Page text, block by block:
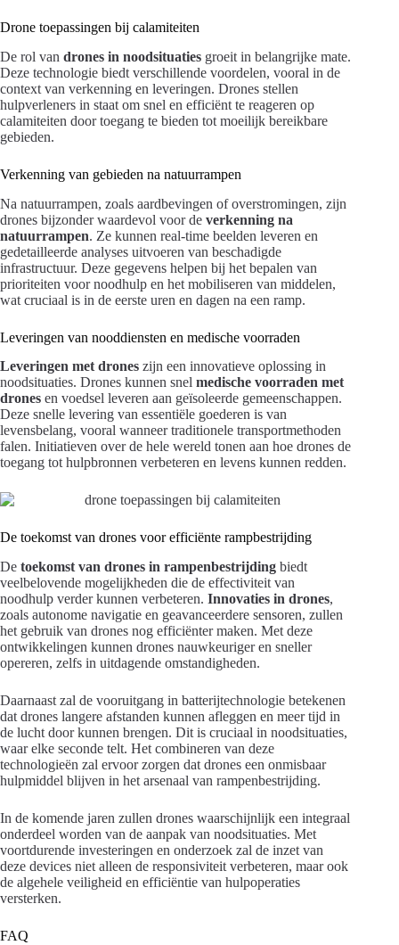
Drone toepassingen bij calamiteiten
De rol van drones in noodsituaties groeit in belangrijke mate.
Deze technologie biedt verschillende voordelen, vooral in de
context van verkenning en leveringen. Drones stellen
hulpverleners in staat om snel en efficiënt te reageren op
calamiteiten door toegang te bieden tot moeilijk bereikbare
gebieden.
Verkenning van gebieden na natuurrampen
Na natuurrampen, zoals aardbevingen of overstromingen, zijn
drones bijzonder waardevol voor de verkenning na
natuurrampen. Ze kunnen real-time beelden leveren en
gedetailleerde analyses uitvoeren van beschadigde
infrastructuur. Deze gegevens helpen bij het bepalen van
prioriteiten voor noodhulp en het mobiliseren van middelen,
wat cruciaal is in de eerste uren en dagen na een ramp.
Leveringen van nooddiensten en medische voorraden
Leveringen met drones zijn een innovatieve oplossing in
noodsituaties. Drones kunnen snel medische voorraden met
drones en voedsel leveren aan geïsoleerde gemeenschappen.
Deze snelle levering van essentiële goederen is van
levensbelang, vooral wanneer traditionele transportmethoden
falen. Initiatieven over de hele wereld tonen aan hoe drones de
toegang tot hulpbronnen verbeteren en levens kunnen redden.
De toekomst van drones voor efficiënte rampbestrijding
De toekomst van drones in rampenbestrijding biedt
veelbelovende mogelijkheden die de effectiviteit van
noodhulp verder kunnen verbeteren. Innovaties in drones,
zoals autonome navigatie en geavanceerdere sensoren, zullen
het gebruik van drones nog efficiënter maken. Met deze
ontwikkelingen kunnen drones nauwkeuriger en sneller
opereren, zelfs in uitdagende omstandigheden.
Daarnaast zal de vooruitgang in batterijtechnologie betekenen
dat drones langere afstanden kunnen afleggen en meer tijd in
de lucht door kunnen brengen. Dit is cruciaal in noodsituaties,
waar elke seconde telt. Het combineren van deze
technologieën zal ervoor zorgen dat drones een onmisbaar
hulpmiddel blijven in het arsenaal van rampenbestrijding.
In de komende jaren zullen drones waarschijnlijk een integraal
onderdeel worden van de aanpak van noodsituaties. Met
voortdurende investeringen en onderzoek zal de inzet van
deze devices niet alleen de responsiviteit verbeteren, maar ook
de algehele veiligheid en efficiëntie van hulpoperaties
versterken.
FAQ